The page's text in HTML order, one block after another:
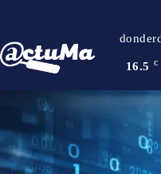
16.5 C